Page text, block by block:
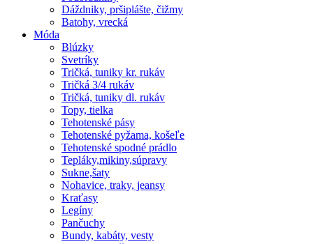
Dáždniky, pršiplášte, čižmy
Batohy, vrecká
Móda
Blúzky
Svetríky
Tričká, tuniky kr. rukáv
Tričká 3/4 rukáv
Tričká, tuniky dl. rukáv
Topy, tielka
Tehotenské pásy
Tehotenské pyžama, košeľe
Tehotenské spodné prádlo
Tepláky,mikiny,súpravy
Sukne,šaty
Nohavice, traky, jeansy
Kraťasy
Legíny
Pančuchy
Bundy, kabáty, vesty